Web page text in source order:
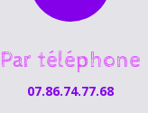
Par téléphone
07.86.74.77.68